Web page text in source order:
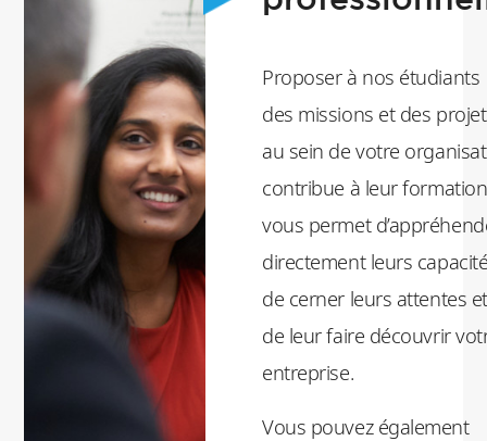
Proposer à nos étudiants
des missions et des
au sein de votre
contribue à leur
vous permet
directement leurs
de cerner leurs attentes et
de leur faire découvrir
entreprise.
Vous pouvez également